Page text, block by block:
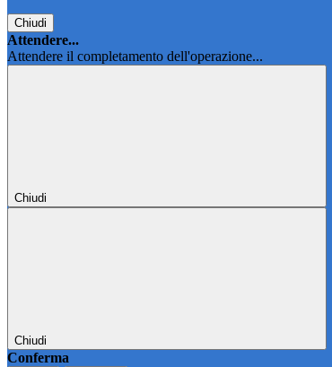
Chiudi
Attendere...
Attendere il completamento dell'operazione...
Chiudi
Chiudi
Conferma